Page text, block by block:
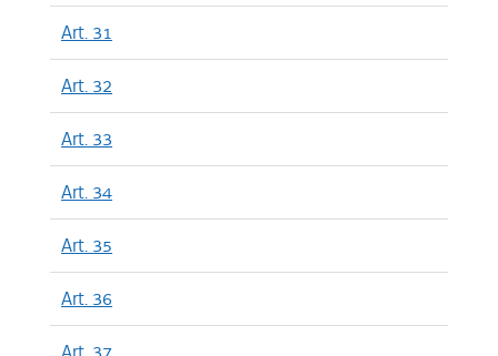
Art. 31
Art. 32
Art. 33
Art. 34
Art. 35
Art. 36